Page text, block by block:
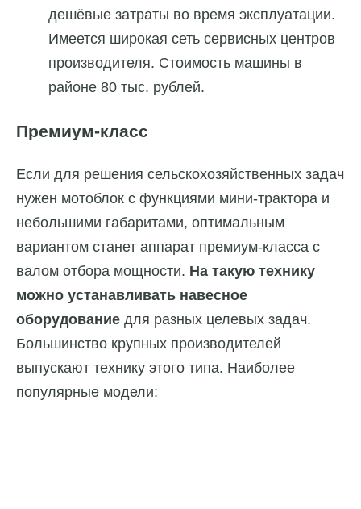
дешёвые затраты во время эксплуатации.
Имеется широкая сеть сервисных центров
производителя. Стоимость машины в
районе 80 тыс. рублей.
Премиум-класс
Если для решения сельскохозяйственных задач
нужен мотоблок с функциями мини-трактора и
небольшими габаритами, оптимальным
вариантом станет аппарат премиум-класса с
валом отбора мощности. На такую технику
можно устанавливать навесное
оборудование для разных целевых задач.
Большинство крупных производителей
выпускают технику этого типа. Наиболее
популярные модели: